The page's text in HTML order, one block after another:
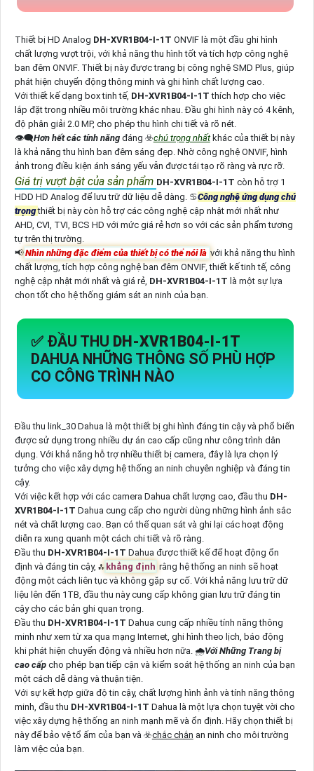
Thiết bị HD Analog DH-XVR1B04-I-1T ONVIF là một đầu ghi hình
chất lượng vượt trội, với khả năng thu hình tốt và tích hợp công nghệ
ban đêm ONVIF. Thiết bị này được trang bị công nghệ SMD Plus, giúp
phát hiện chuyển động thông minh và ghi hình chất lượng cao.
Với thiết kế dạng box tinh tế, DH-XVR1B04-I-1Tthích hợp cho việc
lắp đặt trong nhiều môi trường khác nhau. Đầu ghi hình này có 4 kênh,
độ phân giải 2.0 MP, cho phép thu hình chi tiết và rõ nét.
👁️‍🗨Hơn hết các tính năngđáng ☣️chú trọng nhấtkhác của thiết bị này
là khả năng thu hình ban đêm sáng đẹp. Nhờ công nghệ ONVIF, hình
ảnh trong điều kiện ánh sáng yếu vẫn được tái tạo rõ ràng và rực rỡ.
Giá trị vượt bật của sản phẩm DH-XVR1B04-I-1T còn hỗ trợ 1
HDD HD Analog để lưu trữ dữ liệu dễ dàng. ♋Công nghệ ứng dụng chú
trọngthiết bị này còn hỗ trợ các công nghệ cập nhật mới nhất như
AHD, CVI, TVI, BCS HD với mức giá rẻ hơn so với các sản phẩm tương
tự trên thị trường.
📢Nhìn những đặc điểm của thiết bị có thể nói là với khả năng thu hình
chất lượng, tích hợp công nghệ ban đêm ONVIF, thiết kế tinh tế, công
nghệ cập nhật mới nhất và giá rẻ, DH-XVR1B04-I-1T là một sự lựa
chọn tốt cho hệ thống giám sát an ninh của bạn.
✅ ĐẦU THU DH-XVR1B04-I-1T
DAHUA NHỮNG THÔNG SỐ PHÙ HỢP
CO CÔNG TRÌNH NÀO
Đầu thu link_30 Dahua là một thiết bị ghi hình đáng tin cậy và phổ biến
được sử dụng trong nhiều dự án cao cấp cũng như công trình dân
dụng. Với khả năng hỗ trợ nhiều thiết bị camera, đây là lựa chọn lý
tưởng cho việc xây dựng hệ thống an ninh chuyên nghiệp và đáng tin
cậy.
Với việc kết hợp với các camera Dahua chất lượng cao, đầu thu DH-
XVR1B04-I-1T Dahua cung cấp cho người dùng những hình ảnh sắc
nét và chất lượng cao. Bạn có thể quan sát và ghi lại các hoạt động
diễn ra xung quanh một cách chi tiết và rõ ràng.
Đầu thu DH-XVR1B04-I-1T Dahua được thiết kế để hoạt động ổn
định và đáng tin cậy, ⁂ khẳng định rằng hệ thống an ninh sẽ hoạt
động một cách liên tục và không gặp sự cố. Với khả năng lưu trữ dữ
liệu lên đến 1TB, đầu thu này cung cấp không gian lưu trữ đáng tin
cậy cho các bản ghi quan trọng.
Đầu thu DH-XVR1B04-I-1T Dahua cung cấp nhiều tính năng thông
minh như xem từ xa qua mạng Internet, ghi hình theo lịch, báo động
khi phát hiện chuyển động và nhiều hơn nữa. 🌧️Với Những Trang bị
cao cấpcho phép bạn tiếp cận và kiểm soát hệ thống an ninh của bạn
một cách dễ dàng và thuận tiện.
Với sự kết hợp giữa độ tin cậy, chất lượng hình ảnh và tính năng thông
minh, đầu thu DH-XVR1B04-I-1T Dahua là một lựa chọn tuyệt vời cho
việc xây dựng hệ thống an ninh mạnh mẽ và ổn định. Hãy chọn thiết bị
này để bảo vệ tổ ấm của bạn và ☣️chắc chắn an ninh cho môi trường
làm việc của bạn.